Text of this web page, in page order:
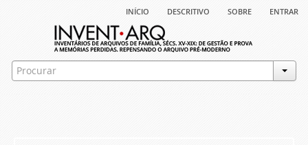
início descritivo sobre entrar